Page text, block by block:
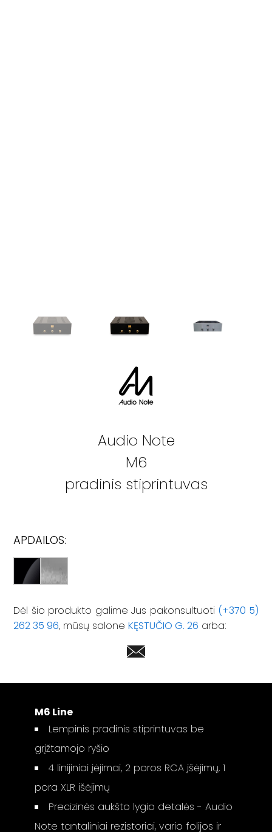
Audio Note
M6
pradinis stiprintuvas
APDAILOS:
Dėl šio produkto galime Jus pakonsultuoti (+370 5)
262 35 96, mūsų salone KĘSTUČIO G. 26 arba:
M6 Line
Lempinis pradinis stiprintuvas be
grįžtamojo ryšio
4 linijiniai įėjimai, 2 poros RCA įšėjimų, 1
pora XLR išėjimų
Precizinės aukšto lygio detalės - Audio
Note tantaliniai rezistoriai, vario folijos ir